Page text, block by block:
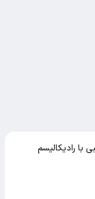
با رادیکالیسم